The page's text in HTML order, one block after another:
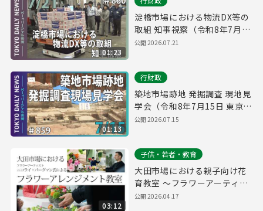
01:23
淀橋市場における物流DX等の
取組 知事視察（令和8年7月21
日 東京デイリーニュース
公開2026.07.21
01:13
行財政
築地市場跡地 発掘調査 現地見
学会（令和8年7月15日 東京デ
イリーニュース No.859）
公開2026.07.15
03:12
子供・若者・教育
大田市場における親子向け花
育教室 ～フラワーアーティス
ト ニコライ・バーグマン氏に
公開2026.04.17